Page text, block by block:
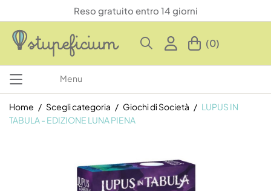
Reso gratuito entro 14 giorni
(0)
Menu
Home Scegli categoria Giochi di Società
LUPUS IN
TABULA - EDIZIONE LUNA PIENA